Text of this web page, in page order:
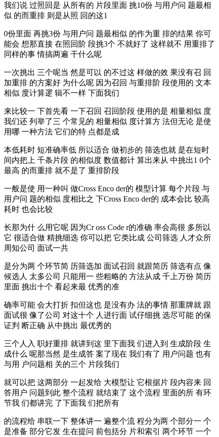
我们说 过照回是 从所有的 片段里面 挑10份 与用户问 题最相
似 的而重排 则是从照 回的这1
0份里面 再挑3份 与用户问 题最相似 的作为重 排的结果 你可
能会 想那直接 在照回阶 段挑3个 不就好了 这样就不 用重排了
同样的事 情搞两遍 干什么呢
一次挑出 三个呢当 然是可以 的不过这 样做的效 果没有召 回
加重排 的方案好 为什么呢 因为召回 与重排阶 段使用的 文本
相似 度计算逻 辑不一样 下面我们
来比较一 下首先看 一下召回 召回阶段 使用的是 相量相似 度
我们还 列举了三 个常见的 相量相似 度计算方 法但无论 是使
用哪 一种方法 它们的特 点都是成
本低耗时 短准确率低 所以适合 做初步的 筛选也就 是在短时
间内把上 千条片段 的相似度 数值都计 算出来从 中挑出1 0个
最高 的而重排 就不是了 重排阶段
一般是使 用一种叫 做Cross Enco der的 模型计算 每个片段 与
用户问 题的相似 度相比之 下Cross Enco der的 成本会比 较高
耗时 也会比较
长那为什 么用它呢 因为Cr oss Code r的准确 率会高很 多所以
它 很适合做 精挑细选 你可以把 它类比成 公司筛选 人才众所
周知公司 面试一共
是分为两 个环节简 历筛选加 面试召回 就跟简历 筛选有点 像
候选人 太多公司 只能用一 些粗略的 方法从成 千上万份 简历
里面 挑出十个 看起来最 优秀的准
确率可能 会大打折 扣但这也 是没有办 法的事情 那重牌就 跟
面试很 像了公司 对这十个 人进行面 试仔细挑 选尽可能 的保
证判 断正确 从中挑出 最优秀的
三个人入 职好重排 就讲到这 里下面我 们进入到 生成阶段 生
成什么 呢那当然 是生成答 案了现在 我们有了 用户问题 也有
与用 户问题相 关的三个 片段我们
就可以把 这两部分 一起发给 大模型让 它根据片 段内容来 回
答用户 问题到此 整个流程 就结束了 这个流程 里面的所 有环
节我 们都讲完 了下面我 们把所有
的流程给 串联一下 整体讲一 遍整个流 程分为两 个部分一 个
是准备 部分它发 生在提问 前包括分 片和索引 两个环节 一个